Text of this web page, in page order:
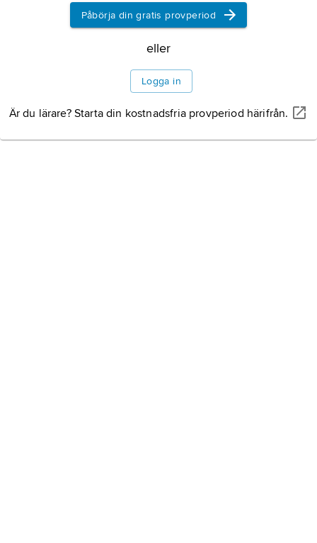
Påbörja din gratis provperiod
eller
Logga in
Är du lärare? Starta din kostnadsfria provperiod härifrån.